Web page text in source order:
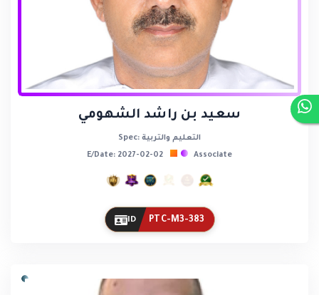
سعيد بن راشد الشهومي
Spec: التعليم والتربية
E/Date: 2027-02-02
Associate
ID PTC-M3-383